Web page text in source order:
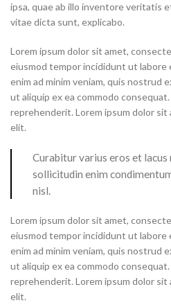
ipsa, quae ab illo inventore veritatis
vitae dicta sunt, explicabo.
Lorem ipsum dolor sit amet,
eiusmod tempor incididunt ut labore
enim ad minim veniam, quis nostrud
ut aliquip ex ea commodo
reprehenderit. Lorem ipsum dolor
elit.
Curabitur varius eros et
sollicitudin enim
nisl.
Lorem ipsum dolor sit amet,
eiusmod tempor incididunt ut labore
enim ad minim veniam, quis nostrud
ut aliquip ex ea commodo
reprehenderit. Lorem ipsum dolor
elit.